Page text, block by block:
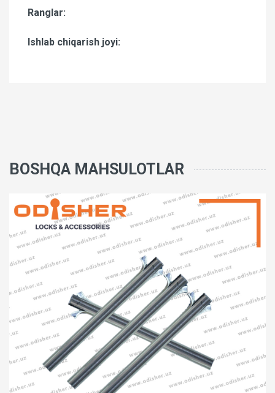
Ranglar:
Ishlab chiqarish joyi:
BOSHQA MAHSULOTLAR